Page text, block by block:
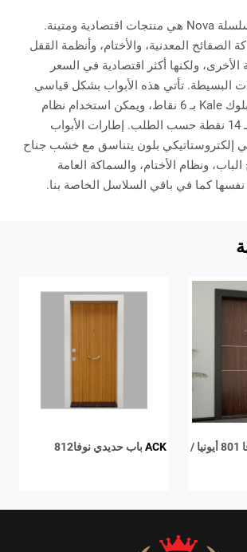
أبواب الصلب من سلسلة Nova هي منتجات اقتصادية ومتينة.
المعدنية، والأختام، وأنظمة القفل
الأخرى، ولكنها أكثر اقتصادية في السعر
البسيطة. تأتي هذه الأبواب بشكل قياسي
مع نظام قفل مونوبلوك Kale بـ 6 نقاط، ويمكن استخدام نظام
قفل مركزي Kale بـ 14 نقطة حسب الطلب. إطارات الأبواب
إلكتروستاتيكي بلون يتناسق مع خشب جناح
ونظام الأختام، والسماكة العامة
باب حديدي نوفا 801 أيونيا /
ACK